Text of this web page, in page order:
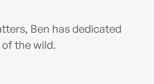
Ben has dedicated
the wild.